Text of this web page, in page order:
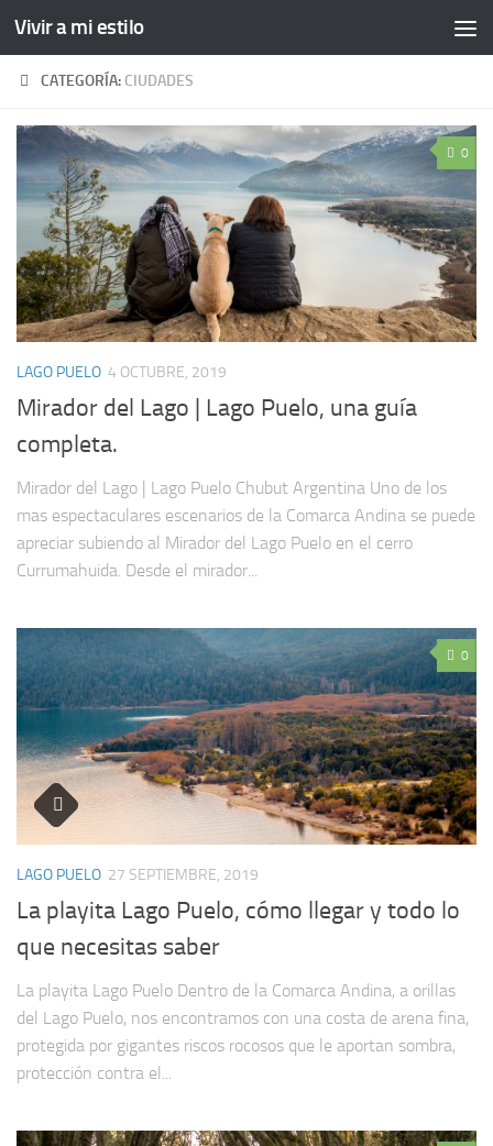
Vivir a mi estilo
CATEGORÍA: CIUDADES
0
LAGO PUELO 4 OCTUBRE, 2019
Mirador del Lago | Lago Puelo, una guía
completa.
Mirador del Lago | Lago Puelo Chubut Argentina Uno de los
mas espectaculares escenarios de la Comarca Andina se puede
apreciar subiendo al Mirador del Lago Puelo en el cerro
Currumahuida. Desde el mirador...
0
LAGO PUELO 27 SEPTIEMBRE, 2019
La playita Lago Puelo, cómo llegar y todo lo
que necesitas saber
La playita Lago Puelo Dentro de la Comarca Andina, a orillas
del Lago Puelo, nos encontramos con una costa de arena fina,
protegida por gigantes riscos rocosos que le aportan sombra,
protección contra el...